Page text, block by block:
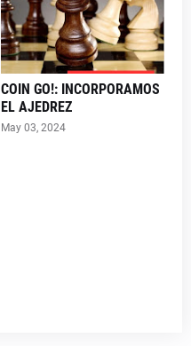
COIN GO!: INCORPORAMOS
EL AJEDREZ
May 03, 2024